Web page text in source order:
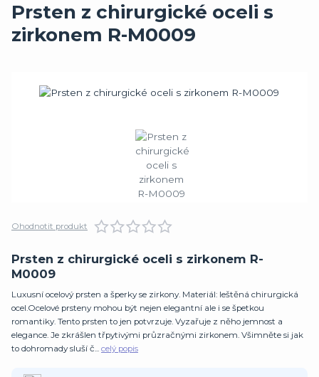
Prsten z chirurgické oceli s
zirkonem R-M0009
Ohodnotit produkt
Prsten z chirurgické oceli s zirkonem R-
M0009
Luxusní ocelový prsten a šperky se zirkony. Materiál: leštěná chirurgická
ocel.Ocelové prsteny mohou být nejen elegantní ale i se špetkou
romantiky. Tento prsten to jen potvrzuje. Vyzařuje z něho jemnost a
elegance. Je zkrášlen třpytivými průzračnými zirkonem. Všimněte si jak
to dohromady sluší č... celý popis